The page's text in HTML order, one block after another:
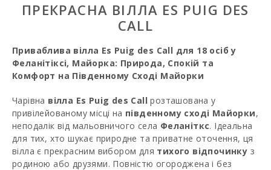
ПРЕКРАСНА ВІЛЛА ES PUIG DES
CALL
Приваблива вілла Es Puig des Call для 18 осіб у
Феланітіксі, Майорка: Природа, Спокій та
Комфорт на Південному Сході Майорки
Чарівна вілла Es Puig des Call розташована у
привілейованому місці на південному сході Майорки,
неподалік від мальовничого села Феланіткс. Ідеальна
для тих, хто шукає природне та приватне оточення, ця
вілла є прекрасним вибором для тихого відпочинку з
родиною або друзями. Повністю огороджена і без